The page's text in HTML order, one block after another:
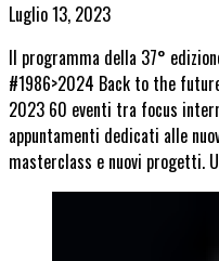
Luglio 13, 2023
Il programma della 37°
#1986>2024 Back to the
2023 60 eventi tra focus
appuntamenti dedicati alle
masterclass e nuovi progetti.